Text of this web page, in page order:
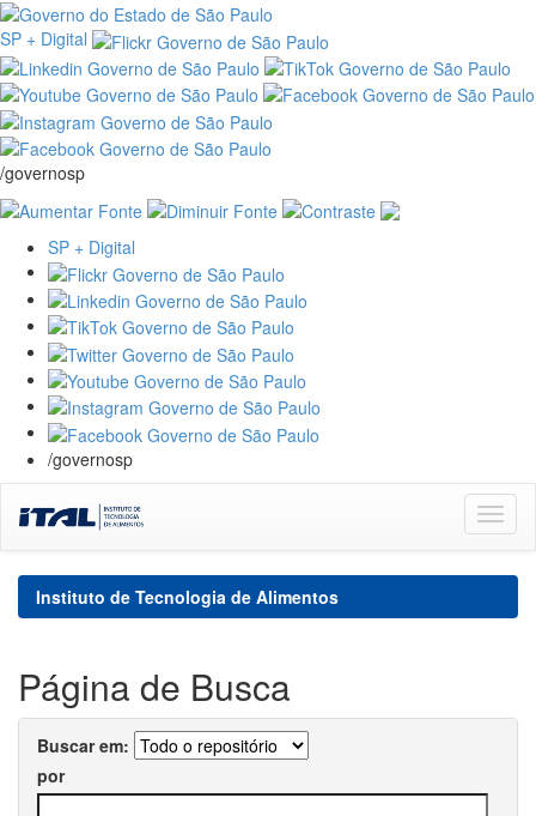
SP + Digital
/governosp
SP + Digital
/governosp
navigation
Instituto de Tecnologia de Alimentos
Página de Busca
Buscar em:
por